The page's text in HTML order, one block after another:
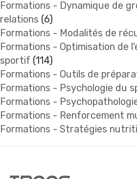
Formations - Dynamique de
relations (6)
Formations - Modalités de
Formations - Optimisation de
sportif (114)
Formations - Outils de
Formations - Psychologie du
Formations -
Formations - Renforcement
Formations - Stratégies